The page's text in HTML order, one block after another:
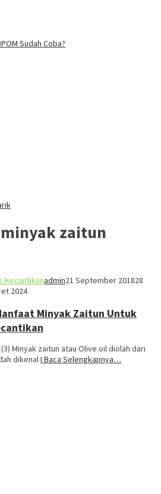
Sudah Coba?
zaitun
Kecantikanadmin21 September 201828
2024
Minyak Zaitun Untuk
Minyak zaitun atau Olive oil diolah dari
dikenalI Baca Selengkapnya…